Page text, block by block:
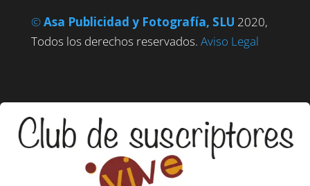
©Asa Publicidad y Fotografía, SLU 2020,
Todos los derechos reservados. Aviso Legal